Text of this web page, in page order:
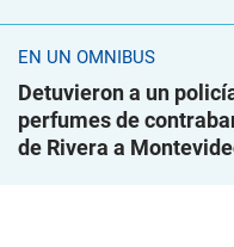
EN UN ÓMNIBUS
Detuvieron a un
perfumes de
de Rivera a